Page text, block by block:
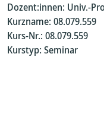
Dozent:innen: Univ.-
Kurzname: 08.079.559
Kurs-Nr.: 08.079.559
Kurstyp: Seminar